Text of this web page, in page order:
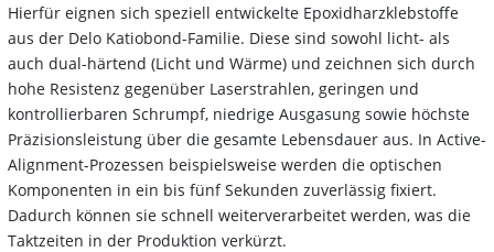
Hierfür eignen sich speziell entwickelte Epoxidharzklebstoffe
aus der Delo Katiobond-Familie. Diese sind sowohl licht- als
auch dual-härtend (Licht und Wärme) und zeichnen sich durch
hohe Resistenz gegenüber Laserstrahlen, geringen und
kontrollierbaren Schrumpf, niedrige Ausgasung sowie höchste
Präzisionsleistung über die gesamte Lebensdauer aus. In Active-
Alignment-Prozessen beispielsweise werden die optischen
Komponenten in ein bis fünf Sekunden zuverlässig fixiert.
Dadurch können sie schnell weiterverarbeitet werden, was die
Taktzeiten in der Produktion verkürzt.